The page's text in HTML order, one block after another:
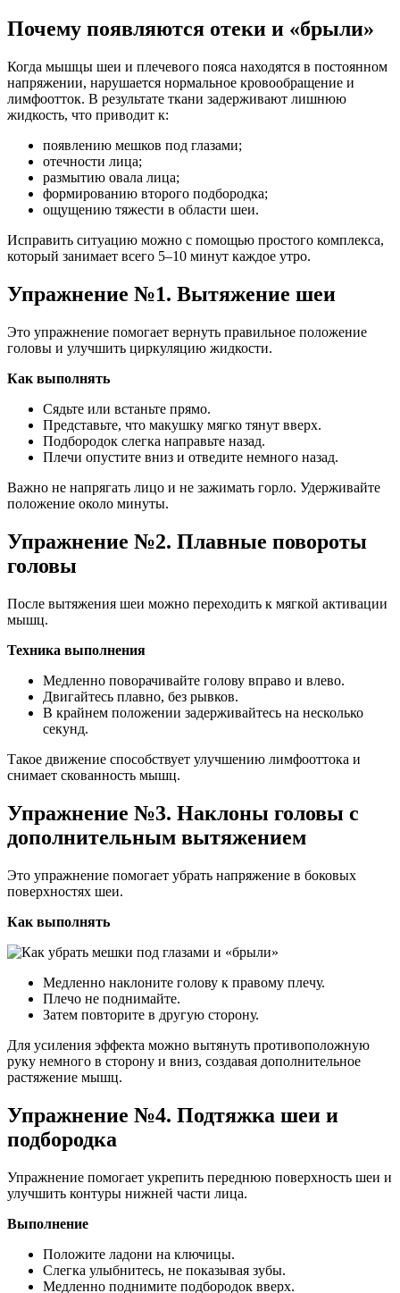
Почему появляются отеки и «брыли»
Когда мышцы шеи и плечевого пояса находятся в постоянном
напряжении, нарушается нормальное кровообращение и
лимфоотток. В результате ткани задерживают лишнюю
жидкость, что приводит к:
появлению мешков под глазами;
отечности лица;
размытию овала лица;
формированию второго подбородка;
ощущению тяжести в области шеи.
Исправить ситуацию можно с помощью простого комплекса,
который занимает всего 5–10 минут каждое утро.
Упражнение №1. Вытяжение шеи
Это упражнение помогает вернуть правильное положение
головы и улучшить циркуляцию жидкости.
Как выполнять
Сядьте или встаньте прямо.
Представьте, что макушку мягко тянут вверх.
Подбородок слегка направьте назад.
Плечи опустите вниз и отведите немного назад.
Важно не напрягать лицо и не зажимать горло. Удерживайте
положение около минуты.
Упражнение №2. Плавные повороты
головы
После вытяжения шеи можно переходить к мягкой активации
мышц.
Техника выполнения
Медленно поворачивайте голову вправо и влево.
Двигайтесь плавно, без рывков.
В крайнем положении задерживайтесь на несколько
секунд.
Такое движение способствует улучшению лимфооттока и
снимает скованность мышц.
Упражнение №3. Наклоны головы с
дополнительным вытяжением
Это упражнение помогает убрать напряжение в боковых
поверхностях шеи.
Как выполнять
Медленно наклоните голову к правому плечу.
Плечо не поднимайте.
Затем повторите в другую сторону.
Для усиления эффекта можно вытянуть противоположную
руку немного в сторону и вниз, создавая дополнительное
растяжение мышц.
Упражнение №4. Подтяжка шеи и
подбородка
Упражнение помогает укрепить переднюю поверхность шеи и
улучшить контуры нижней части лица.
Выполнение
Положите ладони на ключицы.
Слегка улыбнитесь, не показывая зубы.
Медленно поднимите подбородок вверх.